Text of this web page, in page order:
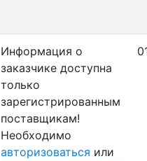
Информация о
заказчике доступна
только
зарегистрированным
поставщикам!
Необходимо
авторизоваться или